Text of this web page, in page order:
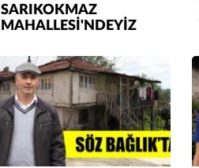
SARIKOKMAZ
MAHALLESİ'NDEYİZ